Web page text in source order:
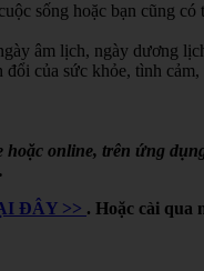
sống hoặc bạn cũng có
âm lịch, ngày dương
của sức khỏe, tình
online, trên ứng
ĐÂY >> . Hoặc cài qua